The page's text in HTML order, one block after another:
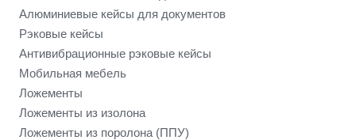
Алюминиевые кейсы для документов
Рэковые кейсы
Антивибрационные рэковые кейсы
Мобильная мебель
Ложементы
Ложементы из изолона
Ложементы из поролона (ППУ)